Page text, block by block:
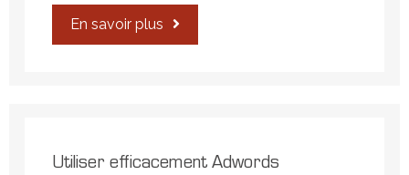
En savoir plus
Utiliser efficacement Adwords